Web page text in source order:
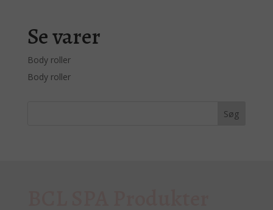
Se varer
Body roller
Body roller